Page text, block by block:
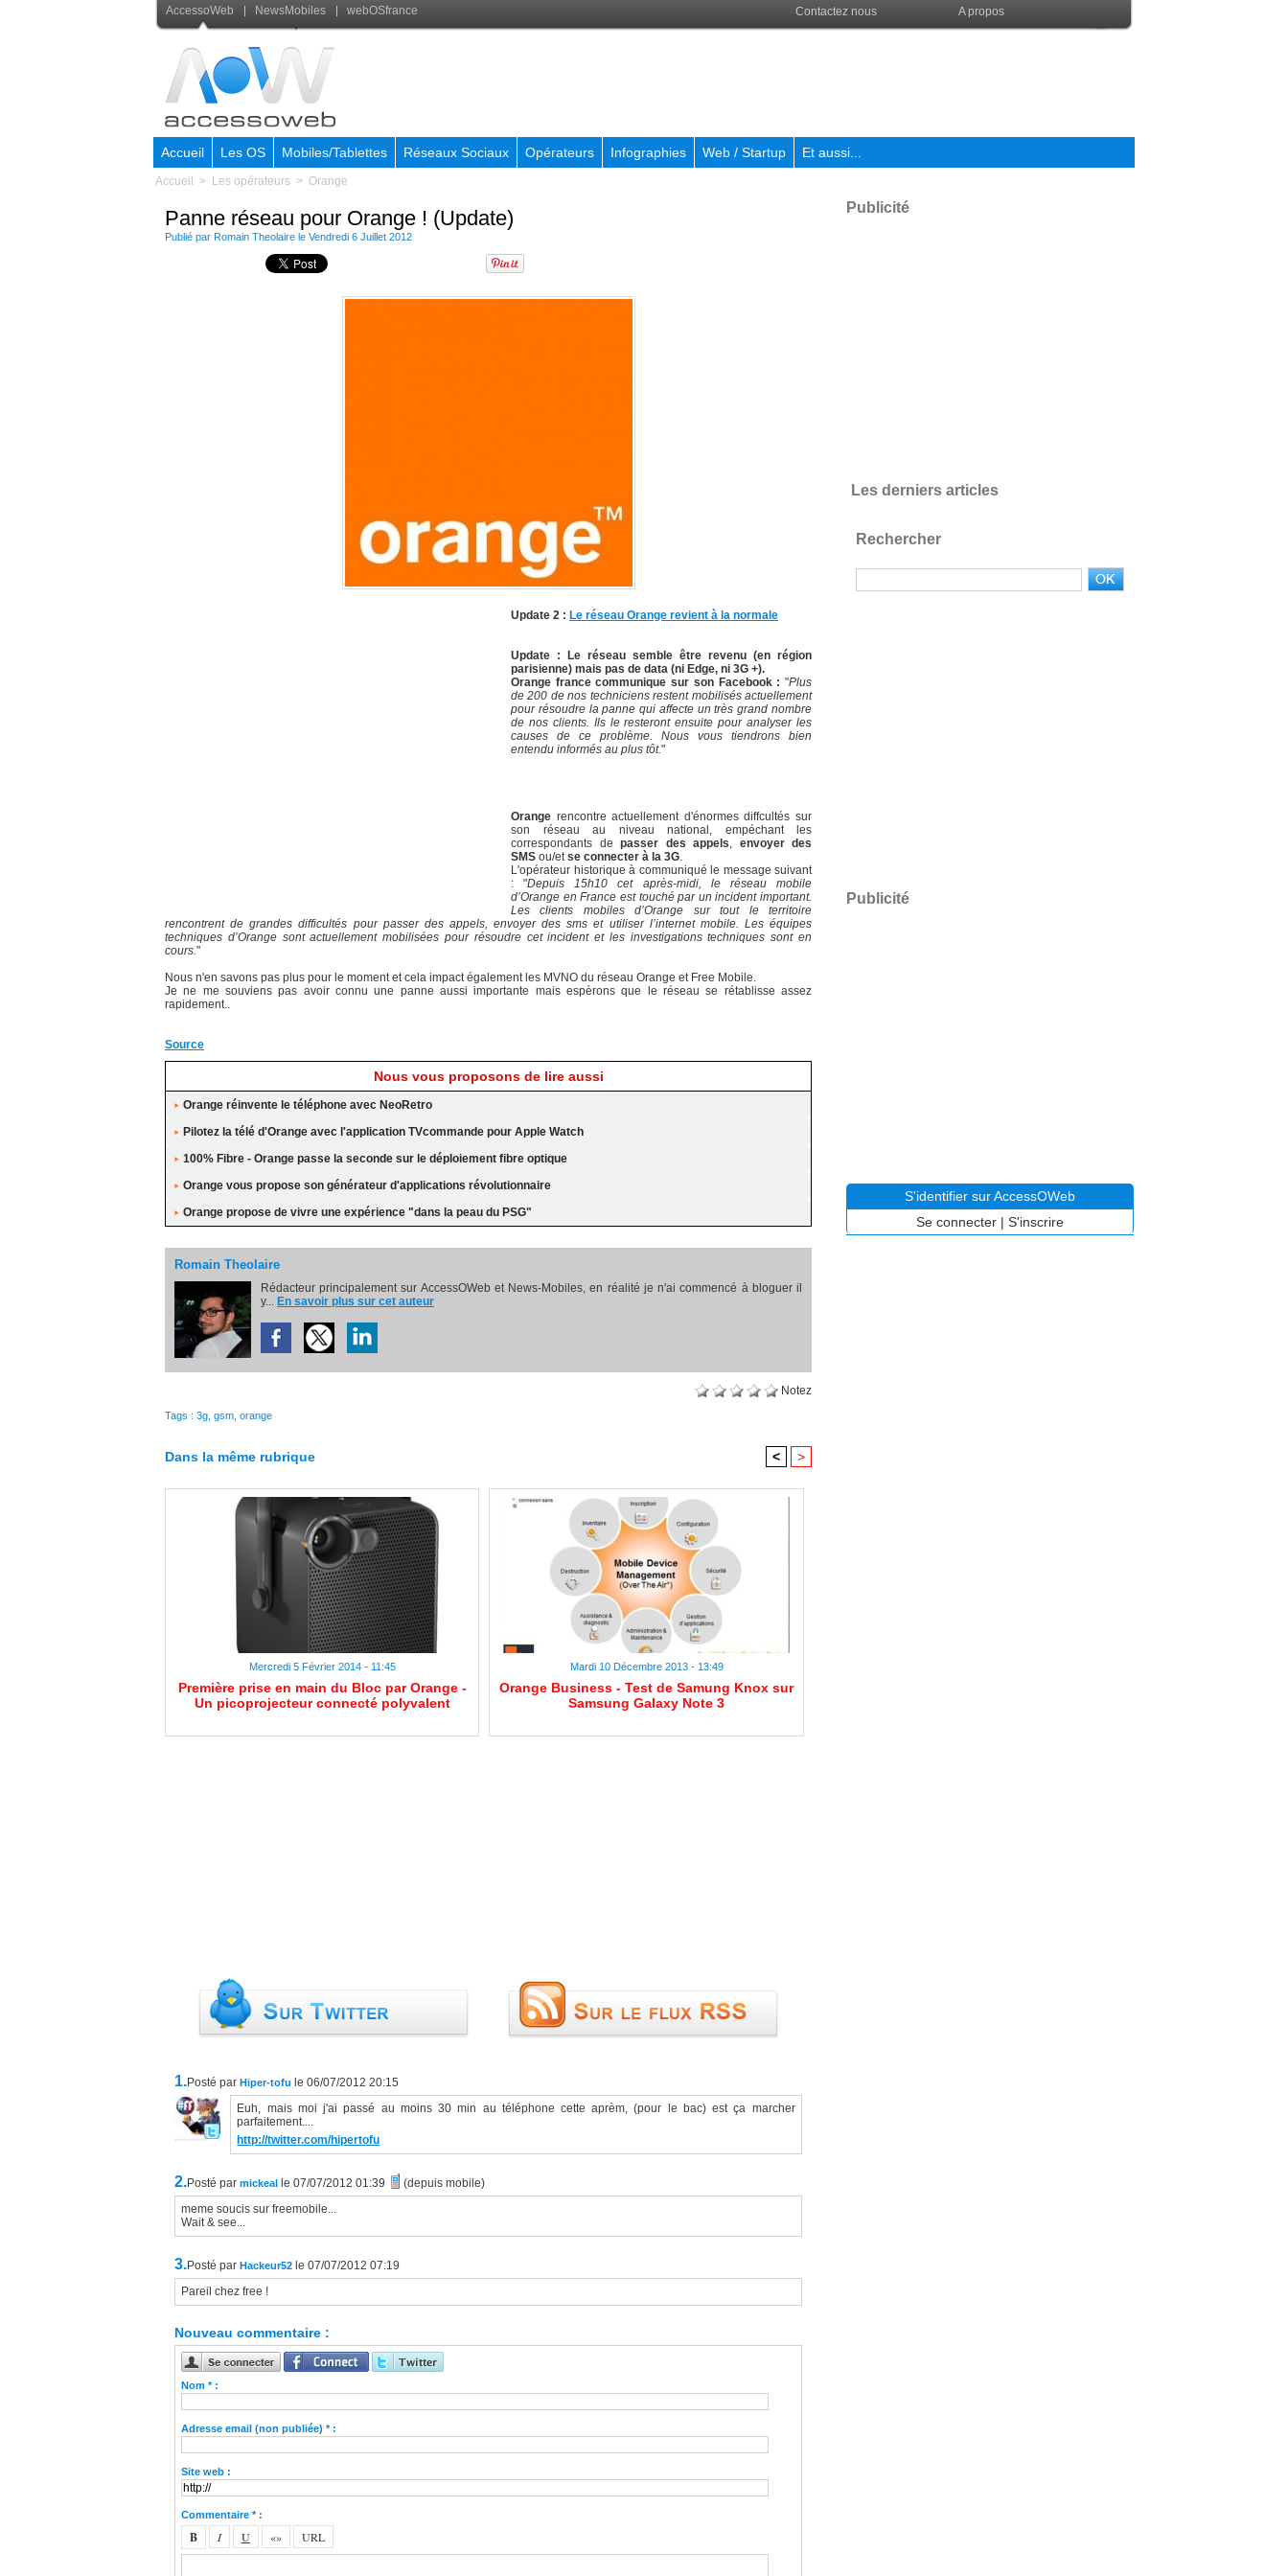
AccessoWeb NewsMobiles webOSfrance Contactez nous A propos
Accueil Les OS Mobiles/Tablettes Réseaux Sociaux Opérateurs Infographies Web / Startup Et aussi...
Accueil > Les opérateurs > Orange
Panne réseau pour Orange ! (Update)
Publié par Romain Theolaire le Vendredi 6 Juillet 2012
Update 2 : Le réseau Orange revient à la normale
Update : Le réseau semble être revenu (en région
parisienne) mais pas de data (ni Edge, ni 3G +).
Orange france communique sur son Facebook : "Plus
de 200 de nos techniciens restent mobilisés actuellement
pour résoudre la panne qui affecte un très grand nombre
de nos clients. Ils le resteront ensuite pour analyser les
causes de ce problème. Nous vous tiendrons bien
entendu informés au plus tôt."
Orange rencontre actuellement d'énormes diffcultés sur
son réseau au niveau national, empéchant les
correspondants de passer des appels, envoyer des
SMS ou/etse connecter à la 3G.
L'opérateur historique à communiqué le message suivant
: "Depuis 15h10 cet après-midi, le réseau mobile
d’Orange en France est touché par un incident important.
Les clients mobiles d’Orange sur tout le territoire
rencontrent de grandes difficultés pour passer des appels, envoyer des sms et utiliser l’internet mobile. Les équipes
techniques d’Orange sont actuellement mobilisées pour résoudre cet incident et les investigations techniques sont en
cours."
Nous n'en savons pas plus pour le moment et cela impact également les MVNO du réseau Orange et Free Mobile.
Je ne me souviens pas avoir connu une panne aussi importante mais espèrons que le réseau se rétablisse assez
rapidement..
Source
Nous vous proposons de lire aussi
Orange réinvente le téléphone avec NeoRetro
Pilotez la télé d'Orange avec l'application TVcommande pour Apple Watch
100% Fibre - Orange passe la seconde sur le déploiement fibre optique
Orange vous propose son générateur d'applications révolutionnaire
Orange propose de vivre une expérience "dans la peau du PSG"
Romain Theolaire
Rédacteur principalement sur AccessOWeb et News-Mobiles, en réalité je n'ai commencé à bloguer il
y... En savoir plus sur cet auteur
Notez
Tags : 3g gsm orange
Dans la même rubrique < >
Mercredi 5 Février 2014 - 11:45
Première prise en main du Bloc par Orange -
Un picoprojecteur connecté polyvalent
Mardi 10 Décembre 2013 - 13:49
Orange Business - Test de Samung Knox sur
Samsung Galaxy Note 3
1.Posté par Hiper-tofu le 06/07/2012 20:15
Euh, mais moi j'ai passé au moins 30 min au téléphone cette aprèm, (pour le bac) est ça marcher
parfaitement....
http://twitter.com/hipertofu
2.Posté par mickeal le 07/07/2012 01:39
(depuis mobile)
meme soucis sur freemobile...
Wait & see...
3.Posté par Hackeur52 le 07/07/2012 07:19
Pareil chez free !
Nouveau commentaire :
Nom * :
Adresse email (non publiée) * :
Site web :
Commentaire * :
Publicité
Les derniers articles
Rechercher
Publicité
S'identifier sur AccessOWeb
Se connecter | S'inscrire